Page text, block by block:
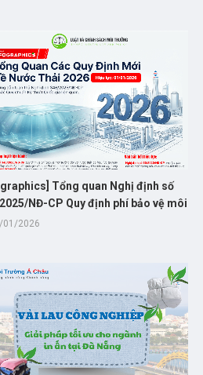
Tổng quan Nghị định số
NĐ-CP Quy định phí bảo vệ môi
đối với nước thải sinh hoạt và
01/2026